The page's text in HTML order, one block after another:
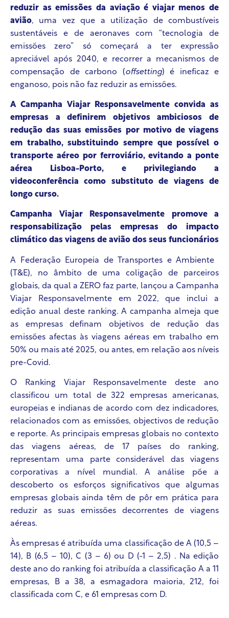
reduzir as emissões da aviação é viajar menos de
avião, uma vez que a utilização de combustíveis
sustentáveis e de aeronaves com “tecnologia de
emissões zero” só começará a ter expressão
apreciável após 2040, e recorrer a mecanismos de
compensação de carbono (offsetting) é ineficaz e
enganoso, pois não faz reduzir as emissões.
A Campanha Viajar Responsavelmente convida as
empresas a definirem objetivos ambiciosos de
redução das suas emissões por motivo de viagens
em trabalho, substituindo sempre que possível o
transporte aéreo por ferroviário, evitando a ponte
aérea Lisboa-Porto, e privilegiando a
videoconferência como substituto de viagens de
longo curso.
Campanha Viajar Responsavelmente promove a
responsabilização pelas empresas do impacto
climático das viagens de avião dos seus funcionários
A Federação Europeia de Transportes e Ambiente ​
(T&E), no âmbito de uma coligação de parceiros
globais, da qual a ZERO faz parte, lançou a Campanha
Viajar Responsavelmente em 2022, que inclui a
edição anual deste ranking. A campanha almeja que
as empresas definam objetivos de redução das
emissões afectas às viagens aéreas em trabalho em
50% ou mais até 2025, ou antes, em relação aos níveis
pre-Covid.
O Ranking Viajar Responsavelmente deste ano
classificou um total de 322 empresas americanas,
europeias e indianas de acordo com dez indicadores,
relacionados com as emissões, objectivos de redução
e reporte. As principais empresas globais no contexto
das viagens aéreas, de 17 países do ranking,
representam uma parte considerável das viagens
corporativas a nível mundial. A análise põe a
descoberto os esforços significativos que algumas
empresas globais ainda têm de pôr em prática para
reduzir as suas emissões decorrentes de viagens
aéreas.
Às empresas é atribuída uma classificação de A (10,5 –
14), B (6,5 – 10), C (3 – 6) ou D (-1 – 2,5) . Na edição
deste ano do ranking foi atribuída a classificação A a 11
empresas, B a 38, a esmagadora maioria, 212, foi
classificada com C, e 61 empresas com D.